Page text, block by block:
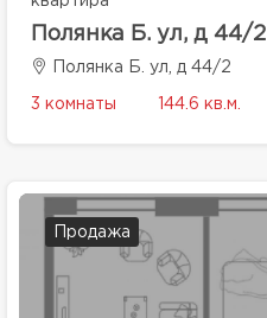
Полянка Б. ул, д 44/2
Полянка Б. ул, д 44/2
3 комнаты 144.6 кв.м.
Продажа